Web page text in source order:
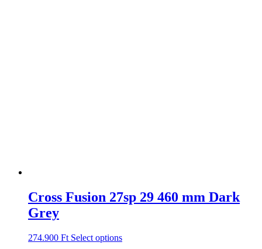
Cross Fusion 27sp 29 460 mm Dark
Grey
274.900 Ft Select options